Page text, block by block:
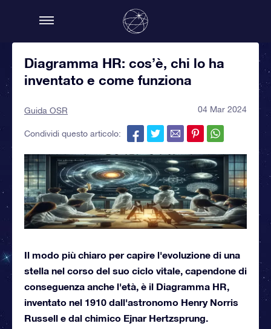
Diagramma HR: cos’è, chi lo ha
inventato e come funziona
Guida OSR 04 Mar 2024
Condividi questo articolo:
Il modo più chiaro per capire l'evoluzione di una
stella nel corso del suo ciclo vitale, capendone di
conseguenza anche l'età, è il Diagramma HR,
inventato nel 1910 dall'astronomo Henry Norris
Russell e dal chimico Ejnar Hertzsprung.